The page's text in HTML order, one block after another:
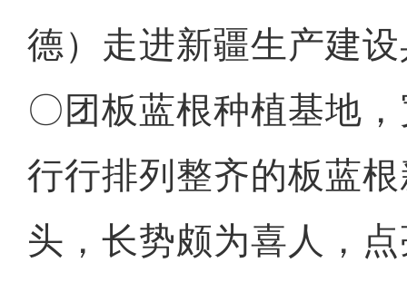
德）走进新疆生产建
〇团板蓝根种植基地
行行排列整齐的板蓝
头，长势颇为喜人，